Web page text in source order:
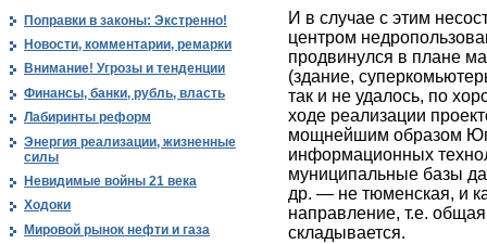
И в случае с этим
центром
продвинулся в плане
(здание,
так и не удалось, по
ходе реализации
мощнейшим образом
информационных
муниципальные базы
др. — не тюменская, и
направление, т.е. общая
складывается.
Поправки в законы: Экстренно!
Новости, комментарии, ремарки
Внимание! Угрозы и тенденции
Финансы, банки, рубль, власть
Лабиринты реформ
Энергия реализации, жизненные
силы
Невидимые войны 21 века
Ходоки
Мировой рынок нефти и газа